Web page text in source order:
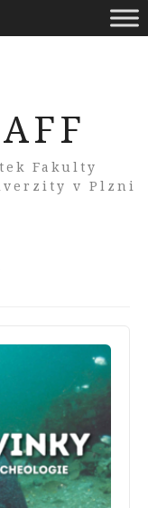
Fakulty
v Plzni